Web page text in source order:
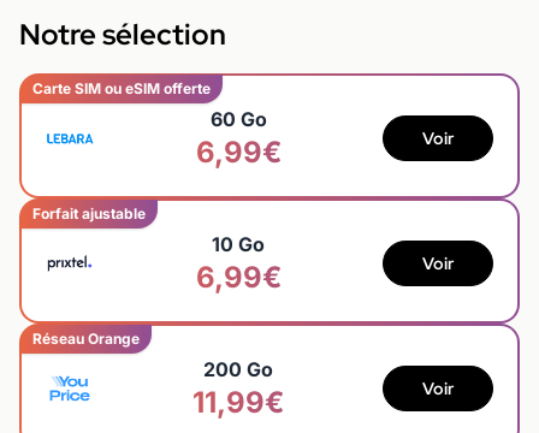
Notre sélection
Carte SIM ou eSIM offerte
60 Go
6,99€ Voir
Forfait ajustable
10 Go
6,99€ Voir
Réseau Orange
200 Go
11,99€ Voir